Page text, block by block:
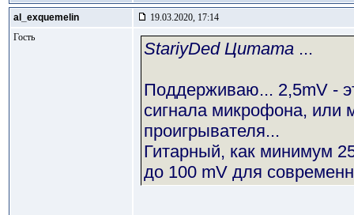
al_exquemelin
19.03.2020, 17:14
Гость
StariyDed Цитата ...
Поддерживаю... 2,5mV -
сигнала микрофона, или
проигрывателя...
Гитарный, как минимум
до 100 mV для